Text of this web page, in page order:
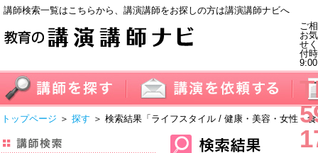
講師検索一覧はこちらから、講演講師をお探しの方は講演講師ナビへ
ご
お
せ
付
トップページ ＞ 探す ＞ 検索結果 「ライフスタイル / 健康・美容・女性・